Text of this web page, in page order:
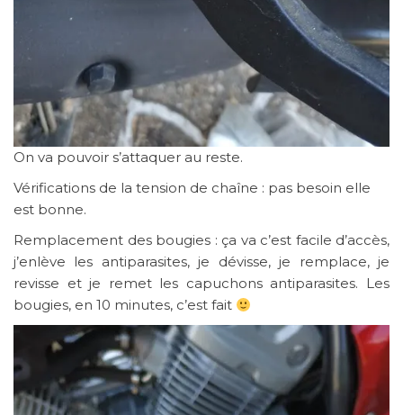
On va pouvoir s’attaquer au reste.
Vérifications de la tension de chaîne : pas besoin elle
est bonne.
Remplacement des bougies : ça va c’est facile d’accès,
j’enlève les antiparasites, je dévisse, je remplace, je
revisse et je remet les capuchons antiparasites. Les
bougies, en 10 minutes, c’est fait